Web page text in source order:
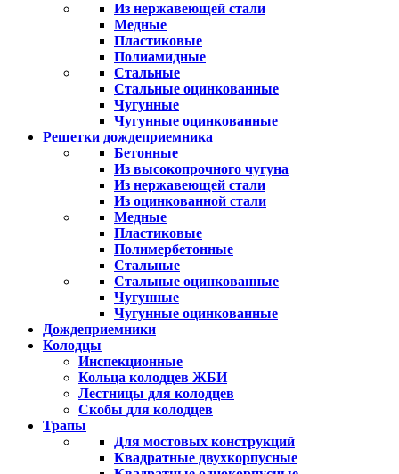
Из нержавеющей стали
Медные
Пластиковые
Полиамидные
Стальные
Стальные оцинкованные
Чугунные
Чугунные оцинкованные
Решетки дождеприемника
Бетонные
Из высокопрочного чугуна
Из нержавеющей стали
Из оцинкованной стали
Медные
Пластиковые
Полимербетонные
Стальные
Стальные оцинкованные
Чугунные
Чугунные оцинкованные
Дождеприемники
Колодцы
Инспекционные
Кольца колодцев ЖБИ
Лестницы для колодцев
Скобы для колодцев
Трапы
Для мостовых конструкций
Квадратные двухкорпусные